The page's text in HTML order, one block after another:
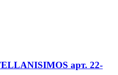
арт. 22-